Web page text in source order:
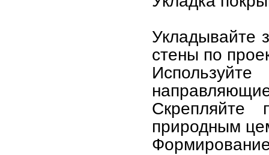
Укладывайте
стены по
природным